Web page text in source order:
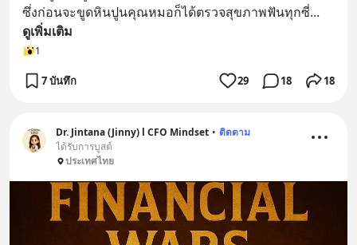
ซึ่งก่อนจะขูดหินปูนคุณหมอก็ได้ตรวจสุขภาพฟันทุกซี่...
ดูเพิ่มเติม
1
7 บันทึก 29 18 18
Dr. Jintana (Jinny) l CFO Mindset • ติดตาม
ได้รับการบูสต์
ประเทศไทย